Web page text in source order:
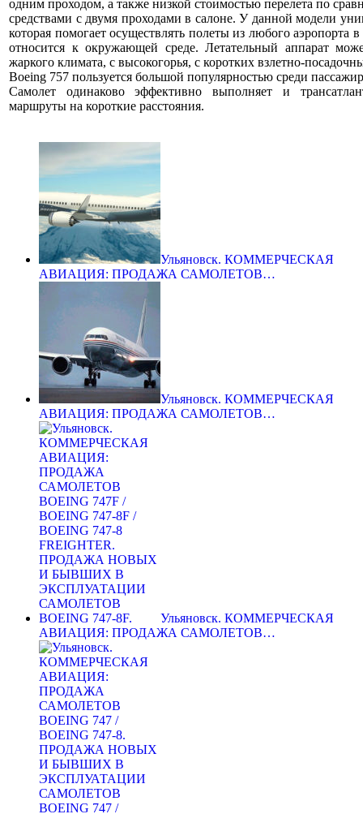
одним проходом, а также низкой стоимостью перелета по
средствами с двумя проходами в салоне. У данной модели
которая помогает осуществлять полеты из любого
относится к окружающей среде. Летательный аппарат
жаркого климата, с высокогорья, с коротких взлетно-
Boeing 757 пользуется большой популярностью среди
Самолет одинаково эффективно выполняет и
маршруты на короткие расстояния.
Ульяновск. КОММЕРЧЕСКАЯ
АВИАЦИЯ: ПРОДАЖА САМОЛЕТОВ…
Ульяновск. КОММЕРЧЕСКАЯ
АВИАЦИЯ: ПРОДАЖА САМОЛЕТОВ…
Ульяновск. КОММЕРЧЕСКАЯ
АВИАЦИЯ: ПРОДАЖА САМОЛЕТОВ…